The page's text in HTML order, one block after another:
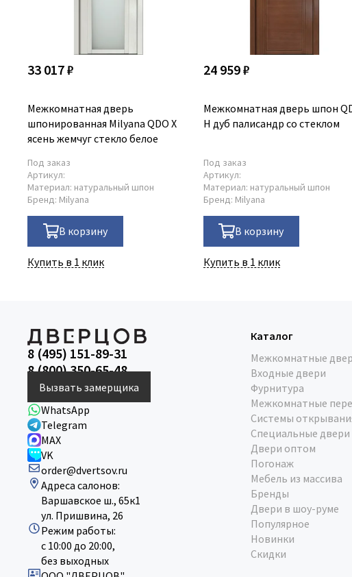
33 017 ₽
Межкомнатная дверь
шпонированная Milyana QDO X
ясень жемчуг стекло белое
Под заказ
Артикул:
Материал: натуральный шпон
Бренд: Milyana
В корзину
Купить в 1 клик
24 959 ₽
Межкомнатная дверь шпон
H дуб палисандр со стеклом
Под заказ
Артикул:
Материал: натуральный шпон
Бренд: Milyana
В корзину
Купить в 1 клик
8 (495) 151-89-31
8 (800) 350-65-48
Вызвать замерщика
WhatsApp
Telegram
MAX
VK
order@dvertsov.ru
Адреса салонов:
Варшавское ш., 65к1
ул. Пришвина, 26
Режим работы:
с 10:00 до 20:00,
без выходных
Каталог
Межкомнатные
Входные двери
Фурнитура
Межкомнатные
Системы
Специальные двери
Двери оптом
Погонаж
Мебель из массива
Бренды
Двери в шоу-руме
Популярное
Новинки
Скидки